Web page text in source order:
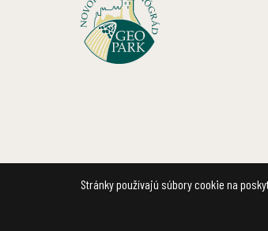
Stránky používajú súbory cookie na